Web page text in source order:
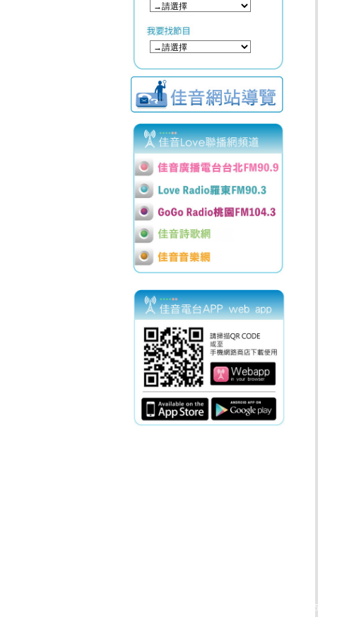
電話：(02)2369-9050